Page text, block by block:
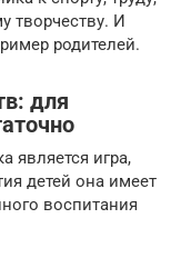
творчеству. И
родителей.
для
является игра,
детей она имеет
воспитания